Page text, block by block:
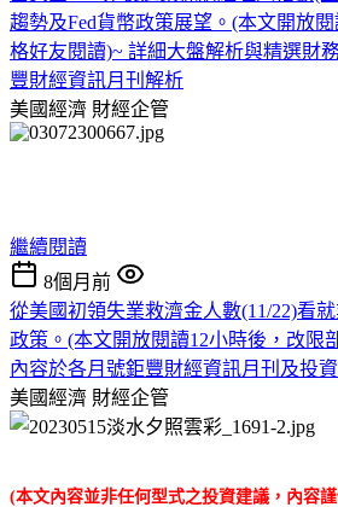
趨勢及Fed貨幣政策展望。(本文開放
格好友閱讀)~ 詳細大盤解析與精選財
豐財經資訊月刊解析
美國經濟 財經企管
繼續閱讀
8個月前
從美國初領失業救濟金人數(11/22)看
政策。(本文開放閱讀12小時後，改限
內容於各月號鉅豐財經資訊月刊及投
美國經濟 財經企管
(本文內容並非任何型式之投資建議，內容